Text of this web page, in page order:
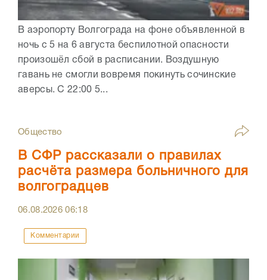
В аэропорту Волгограда на фоне объявленной в
ночь с 5 на 6 августа беспилотной опасности
произошёл сбой в расписании. Воздушную
гавань не смогли вовремя покинуть сочинские
аверсы. С 22:00 5...
Общество
В СФР рассказали о правилах
расчёта размера больничного для
волгоградцев
06.08.202606:18
Комментарии